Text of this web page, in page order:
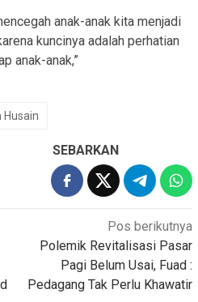
anak-anak kita menjadi
kuncinya adalah perhatian
anak-anak,”
Husain
SEBARKAN
Pos berikutnya
Polemik Revitalisasi Pasar
Pagi Belum Usai, Fuad :
Pedagang Tak Perlu Khawatir